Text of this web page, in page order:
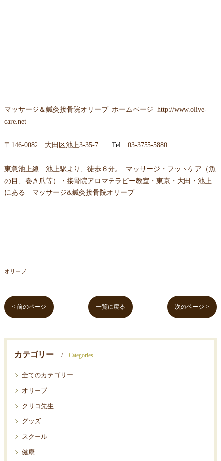
マッサージ＆鍼灸接骨院オリーブ ホームページ http://www.olive-
care.net
〒146-0082 大田区池上3-35-7Tel 03-3755-5880
東急池上線 池上駅より、徒歩６分。 マッサージ・フットケア（魚
の目、巻き爪等）・接骨院アロマテラピー教室・東京・大田・池上
にある マッサージ&鍼灸接骨院オリーブ
オリーブ
< 前のページ 一覧に戻る 次のページ >
カテゴリー Categories
全てのカテゴリー
オリーブ
クリコ先生
グッズ
スクール
健康